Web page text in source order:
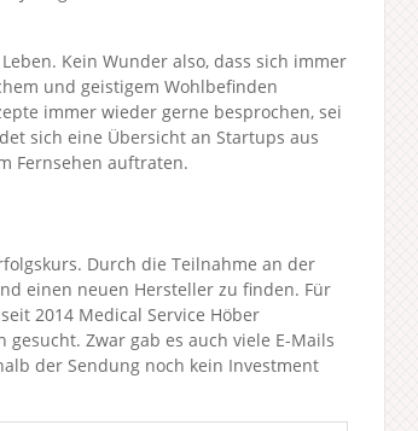
Kein Wunder also, dass sich immer
und geistigem Wohlbefinden
immer wieder gerne besprochen, sei
sich eine Übersicht an Startups aus
Fernsehen auftraten.
Durch die Teilnahme an der
einen neuen Hersteller zu finden. Für
2014 Medical Service Höber
Zwar gab es auch viele E-Mails
der Sendung noch kein Investment